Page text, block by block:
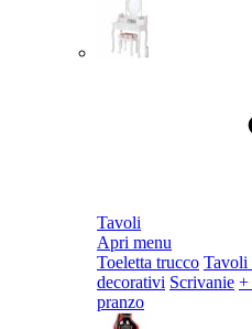
Tavoli
Apri menu
Toeletta trucco Tavoli
decorativi Scrivanie +
pranzo